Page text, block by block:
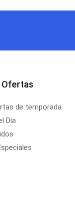
Ofertas
de temporada
Día